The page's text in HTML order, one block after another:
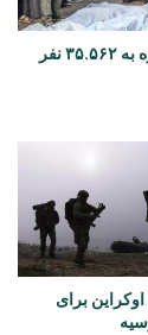
شمار شهدای غزه به ۳۵.۵۶۲ نفر
برای